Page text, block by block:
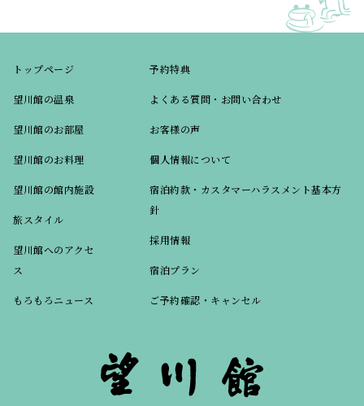
トップページ
望川館の温泉
望川館のお部屋
望川館のお料理
望川館の館内施設
旅スタイル
望川館へのアクセ
ス
もろもろニュース
予約特典
よくある質問・お問い合わせ
お客様の声
個人情報について
宿泊約款・カスタマーハラスメント基本方
針
採用情報
宿泊プラン
ご予約確認・キャンセル